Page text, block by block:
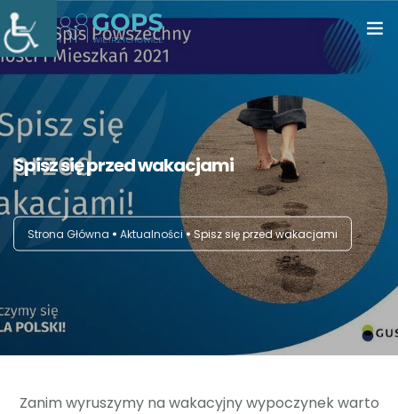
Strona główna
Aktualności
Świadczona pomoc
Opieka wytchnieniowa
Asystent osobisty osoby z niepełnosprawnością
Klub Seniora
Kontakt
Spisz się przed wakacjami
Strona Główna Aktualności Spisz się przed wakacjami
Zanim wyruszymy na wakacyjny wypoczynek warto